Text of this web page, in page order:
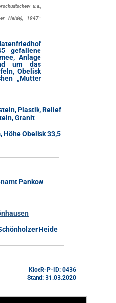
u.a.,
Heide), 1947–
gefallene
Anlage
um das
Obelisk
„Mutter
Plastik, Relief
Granit
Höhe Obelisk 33,5
Pankow
Heide
KioeR-P-ID: 0436
Stand: 31.03.2020